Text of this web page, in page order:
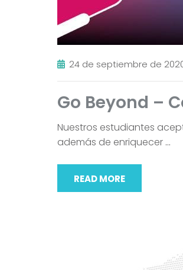
24 de septiembre de
Go Beyond –
Nuestros estudiantes
además de enriquecer …
READ MORE